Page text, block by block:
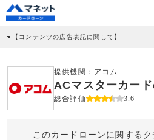
【コンテンツの広告表記に関して】
社に対して企業から紹介報酬が支払われるとい
商品を根拠なくPRするものではなく、当編集
どに基づき、公平性を担保した情報提供を行っ
>提携企業一覧
提供機関： アコム
ACマスターカー
総合評価 3.6
このカードローンに関するク